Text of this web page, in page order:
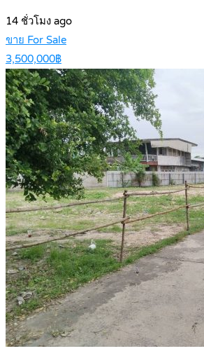
14 ชั่วโมง ago
ขาย For Sale
3,500,000฿